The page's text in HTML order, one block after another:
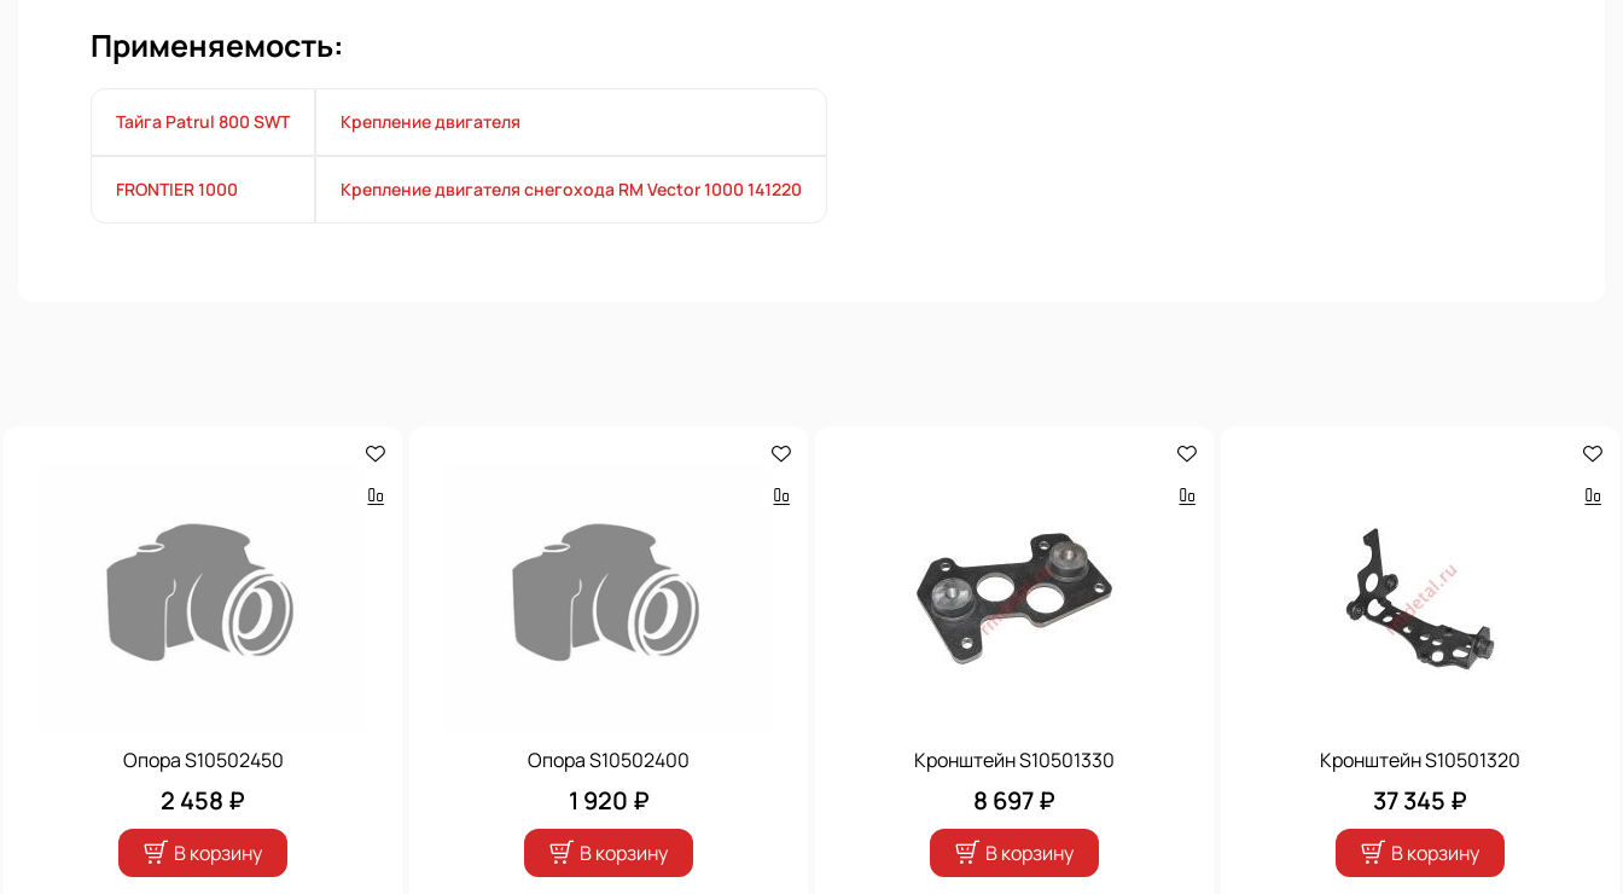
Применяемость:
Тайга Patrul 800 SWT Крепление двигателя
FRONTIER 1000 Крепление двигателя снегохода RM Vector 1000 141220
Опора S10502450
2 458 ₽
В корзину
Опора S10502400
1 920 ₽
В корзину
Кронштейн S10501330
8 697 ₽
В корзину
Кронштейн S10501320
37 345 ₽
В корзину